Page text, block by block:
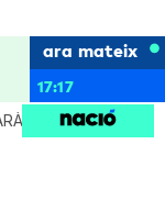
ara mateix
17:17
CRIANÇA